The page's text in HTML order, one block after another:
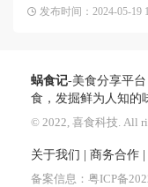
子酱~几乎任何一个家
发布时间：2024-05-19
蜗食记-美食分享平
食，发掘鲜为人知的
© 2022, 喜食科技. All
关于我们 商务合作
备案信息： 粤ICP备